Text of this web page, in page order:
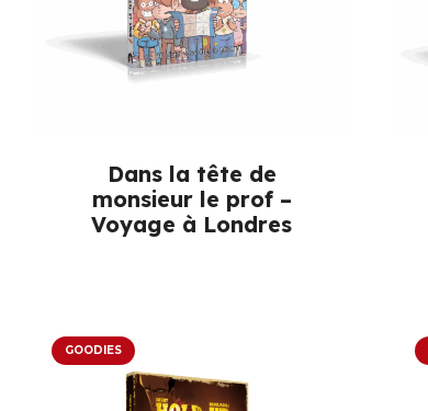
Dans la tête de
monsieur le prof –
Voyage à Londres
GOODIES